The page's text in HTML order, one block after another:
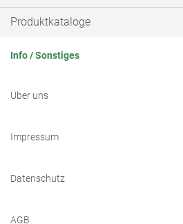
Produktkataloge
Info / Sonstiges
Über uns
Impressum
Datenschutz
AGB